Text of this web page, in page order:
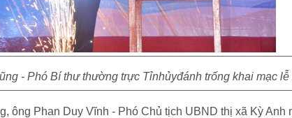
- Phó Bí thư thường trực Tỉnhủyđánh trống khai mạc lễ
ông Phan Duy Vĩnh - Phó Chủ tịch UBND thị xã Kỳ Anh